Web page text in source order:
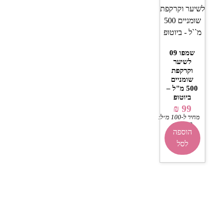
שמפו 09
לשיער
וקרקפת
שומניים
500 מ"ל –
ביוטופ
₪ 99
מחיר ל-100 מ״ל:
₪
19.80
הוספה
לסל